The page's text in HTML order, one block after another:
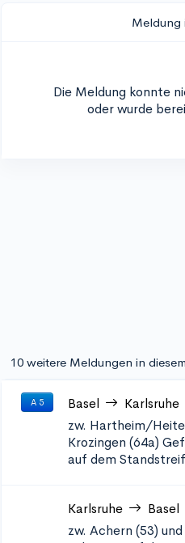
Meldung
Die Meldung konnte
oder wurde
10 weitere Meldungen in
A 5 Basel Karlsruhe
zw. Hartheim/
Krozingen (64a)
auf dem
Karlsruhe Basel
zw. Achern (53)